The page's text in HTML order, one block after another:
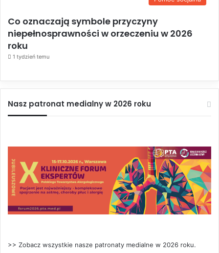
e
Co oznaczają symbole przyczyny
niepełnosprawności w orzeczeniu w 2026
roku
1 tydzień temu
Nasz patronat medialny w 2026 roku
>> Zobacz wszystkie nasze patronaty medialne w 2026 roku.